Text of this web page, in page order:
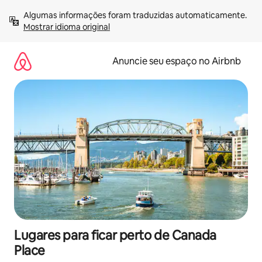
para
Mostrar idioma original
Anuncie seu espaço no Airbnb
Lugares para ficar perto de Canada
Place